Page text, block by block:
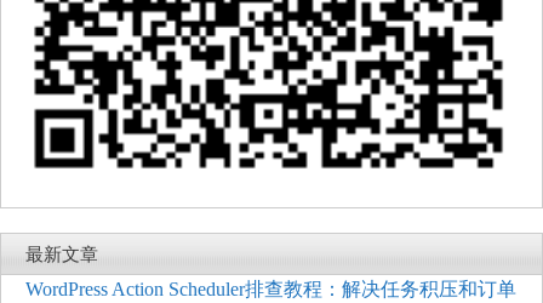
最新文章
WordPress Action Scheduler排查教程：解决任务积压和订单